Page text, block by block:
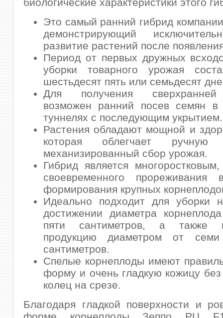
биологические характеристики этого
Это самый ранний гибрид
демонстрирующий
развитие растений после
Период от первых дружных
уборки товарного урожая
шестьдесят пять или семьдесят
Для получения сверхранней
возможен ранний посев семян в
туннелях с последующим укрытием.
Растения обладают мощной и
которая облегчает
механизированный сбор урожая.
Гибрид является
своевременного прореживания
формирования крупных
Идеально подходит для уборки
достижении диаметра
пяти сантиметров, а также
продукцию диаметром от
сантиметров.
Спелые корнеплоды имеют
форму и очень гладкую кожицу
колец на срезе.
Благодаря гладкой поверхности и